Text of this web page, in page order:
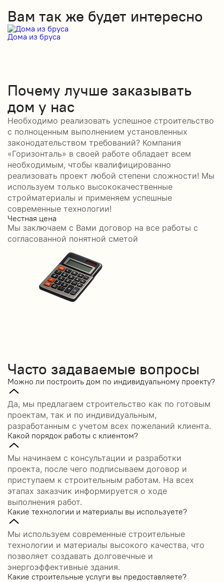
Вам так же будет интересно
Дома из бруса
Почему лучше заказывать
дом у нас
Необходимо реализовать успешное строительство
с полноценным выполнением установленных
законодательством требований? Компания
«Горизонталь» в своей работе обладает всем
необходимым, чтобы квалифицированно
реализовать проект любой степени сложности! Мы
используем только высококачественные
стройматериалы и применяем успешные
современные технологии!
Честная цена
Мы заключаем с Вами договор на все работы с
согласованной понятной сметой
Часто задаваемые вопросы
Можно ли построить дом по индивидуальному проекту?
Да, мы предлагаем строительство как по готовым
проектам, так и по индивидуальным,
разработанным с учетом всех пожеланий клиента.
Какой порядок работы с клиентом?
Мы начинаем с консультации и разработки
проекта, после чего подписываем договор и
приступаем к строительным работам. На всех
этапах заказчик информируется о ходе
выполнения работ.
Какие технологии и материалы вы используете?
Мы используем современные строительные
технологии и материалы высокого качества, что
позволяет создавать долговечные и
энергоэффективные здания.
Какие строительные услуги вы предоставляете?